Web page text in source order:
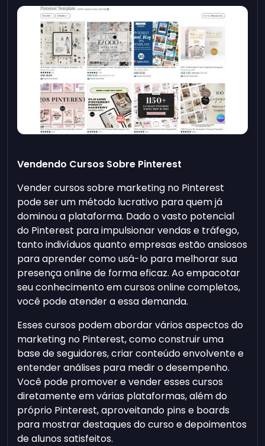
Vendendo Cursos Sobre Pinterest
Vender cursos sobre marketing no Pinterest
pode ser um método lucrativo para quem já
dominou a plataforma. Dado o vasto potencial
do Pinterest para impulsionar vendas e tráfego,
tanto indivíduos quanto empresas estão ansiosos
para aprender como usá-lo para melhorar sua
presença online de forma eficaz. Ao empacotar
seu conhecimento em cursos online completos,
você pode atender a essa demanda.
Esses cursos podem abordar vários aspectos do
marketing no Pinterest, como construir uma
base de seguidores, criar conteúdo envolvente e
entender análises para medir o desempenho.
Você pode promover e vender esses cursos
diretamente em várias plataformas, além do
próprio Pinterest, aproveitando pins e boards
para mostrar destaques do curso e depoimentos
de alunos satisfeitos.